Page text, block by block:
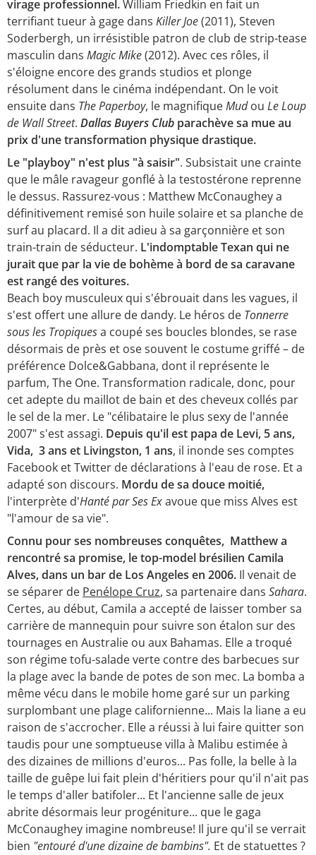
virage professionnel.William Friedkin en fait un
terrifiant tueur à gage dans Killer Joe(2011), Steven
Soderbergh, un irrésistible patron de club de strip-tease
masculin dans Magic Mike(2012). Avec ces rôles, il
s'éloigne encore des grands studios et plonge
résolument dans le cinéma indépendant. On le voit
ensuite dans The Paperboy, le magnifiqueMudou Le Loup
de Wall Street. Dallas Buyers Club parachève sa mue au
prix d'une transformation physique drastique.
Le "playboy" n'est plus "à saisir". Subsistait une crainte
que le mâle ravageur gonflé à la testostérone reprenne
le dessus. Rassurez-vous : Matthew McConaughey a
définitivement remisé son huile solaire et sa planche de
surf au placard. Il a dit adieu à sa garçonnière et son
train-train de séducteur. L'indomptable Texan qui ne
jurait que par la vie de bohème à bord de sa caravane
est rangé des voitures.
Beach boy musculeux qui s'ébrouait dans les vagues, il
s'est offert une allure de dandy. Le héros de Tonnerre
sous les Tropiquesa coupé ses boucles blondes, se rase
désormais de près et ose souvent le costume griffé – de
préférence Dolce&Gabbana, dont il représente le
parfum, The One. Transformation radicale, donc, pour
cet adepte du maillot de bain et des cheveux collés par
le sel de la mer. Le "célibataire le plus sexy de l'année
2007" s'est assagi. Depuis qu'il est papa de Levi, 5 ans,
Vida, 3 ans et Livingston, 1 ans, il inonde ses comptes
Facebook et Twitter de déclarations à l'eau de rose. Et a
adapté son discours. Mordu de sa douce moitié,
l'interprète d'Hanté par Ses Exavoue que miss Alves est
"l'amour de sa vie".
Connu pour ses nombreuses conquêtes, Matthew a
rencontré sa promise, le top-model brésilien Camila
Alves, dans un bar de Los Angeles en 2006. Il venait de
se séparer de Penélope Cruz, sa partenaire dans Sahara.
Certes, au début, Camila a accepté de laisser tomber sa
carrière de mannequin pour suivre son étalon sur des
tournages en Australie ou aux Bahamas. Elle a troqué
son régime tofu-salade verte contre des barbecues sur
la plage avec la bande de potes de son mec. La bomba a
même vécu dans le mobile home garé sur un parking
surplombant une plage californienne... Mais la liane a eu
raison de s'accrocher. Elle a réussi à lui faire quitter son
taudis pour une somptueuse villa à Malibu estimée à
des dizaines de millions d'euros... Pas folle, la belle à la
taille de guêpe lui fait plein d'héritiers pour qu'il n'ait pas
le temps d'aller batifoler... Et l'ancienne salle de jeux
abrite désormais leur progéniture... que le gaga
McConaughey imagine nombreuse! Il jure qu'il se verrait
bien "entouré d'une dizaine de bambins". Et de statuettes ?